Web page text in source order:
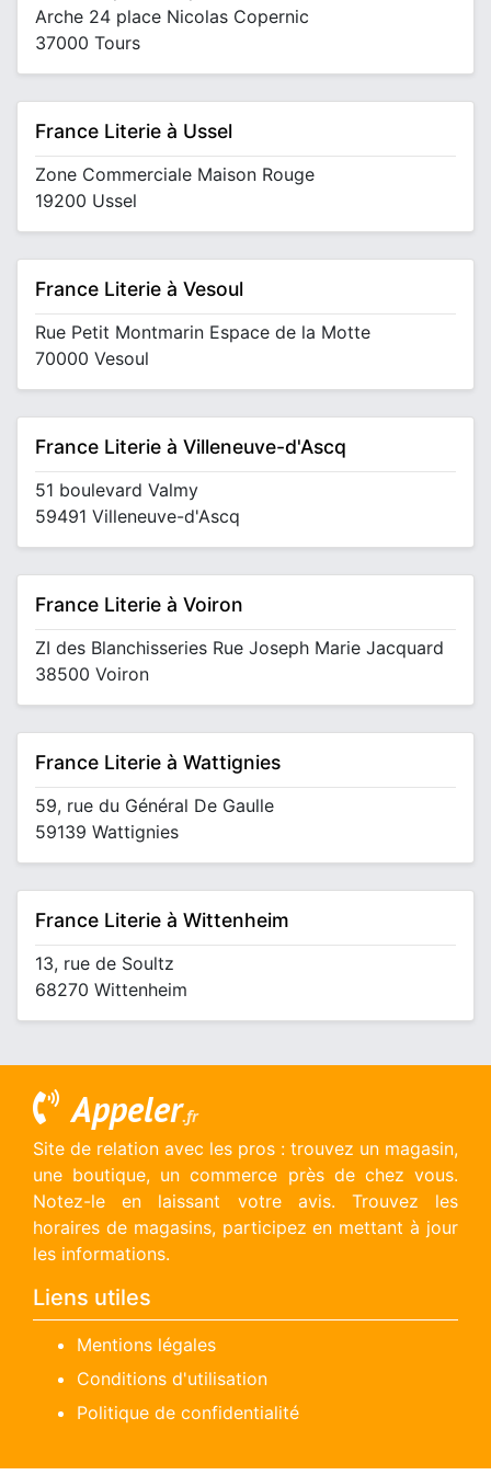
Arche 24 place Nicolas Copernic
37000 Tours
France Literie à Ussel
Zone Commerciale Maison Rouge
19200 Ussel
France Literie à Vesoul
Rue Petit Montmarin Espace de la Motte
70000 Vesoul
France Literie à Villeneuve-d'Ascq
51 boulevard Valmy
59491 Villeneuve-d'Ascq
France Literie à Voiron
ZI des Blanchisseries Rue Joseph Marie Jacquard
38500 Voiron
France Literie à Wattignies
59, rue du Général De Gaulle
59139 Wattignies
France Literie à Wittenheim
13, rue de Soultz
68270 Wittenheim
Appeler.fr
Site de relation avec les pros : trouvez un magasin,
une boutique, un commerce près de chez vous.
Notez-le en laissant votre avis. Trouvez les
horaires de magasins, participez en mettant à jour
les informations.
Liens utiles
Mentions légales
Conditions d'utilisation
Politique de confidentialité